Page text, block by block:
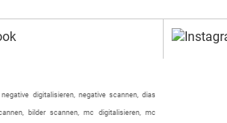
digitalisieren, negative scannen, dias
bilder scannen, mc digitalisieren, mc